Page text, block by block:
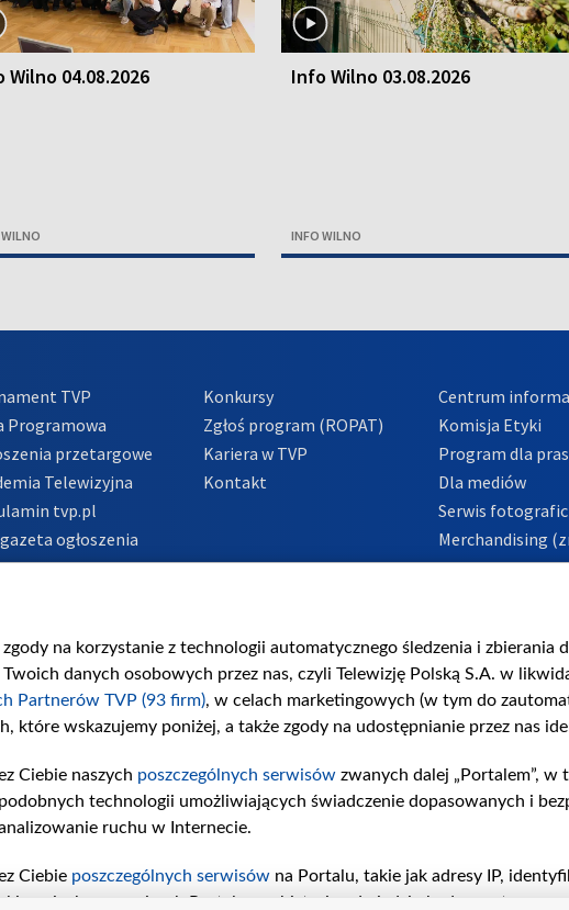
Wilno 04.08.2026 Info Wilno 03.08.2026
INFO WILNO
TVP
Programowa
przetargowe
Telewizyjna
tvp.pl
ogłoszenia
o nadawcy
Konkursy
Zgłoś program (ROPAT)
Kariera w TVP
Kontakt
Centrum
Komisja Etyki
Program dla
Dla mediów
Serwis
Merchandising
Polityka
na korzystanie z technologii automatycznego śledzenia i
danych osobowych przez nas, czyli Telewizję Polską S.A. w
Partnerów TVP (93 firm), w celach marketingowych (w tym do
które wskazujemy poniżej, a także zgody na udostępnianie przez nas
Ciebie naszych poszczególnych serwisów zwanych dalej „Portalem”,
technologii umożliwiających świadczenie dopasowanych i
ruchu w Internecie.
Ciebie poszczególnych serwisów na Portalu, takie jak adresy IP,
w serwisach Portalu czy historia odwiedzin będą przetwarzane